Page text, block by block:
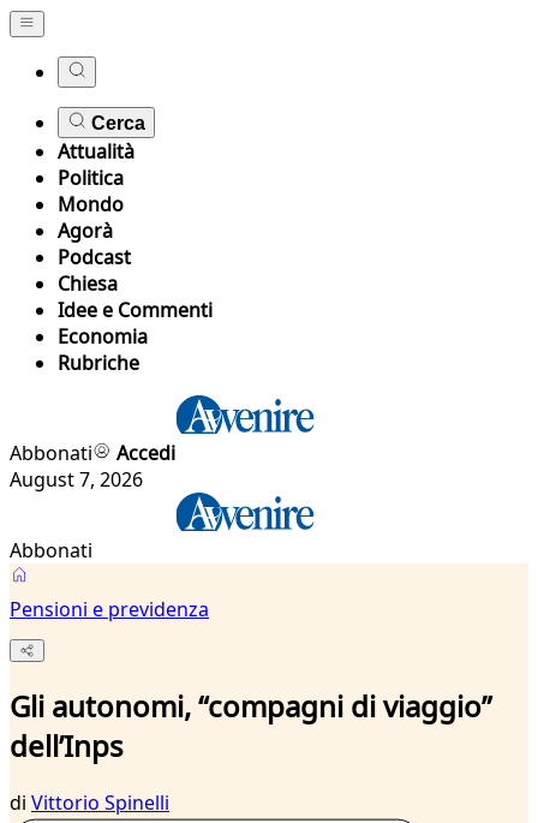
Cerca
Attualità
Politica
Mondo
Agorà
Podcast
Chiesa
Idee e Commenti
Economia
Rubriche
Abbonati
Accedi
August 7, 2026
Abbonati
Pensioni e previdenza
Gli autonomi, “compagni di viaggio”
dell’Inps
di Vittorio Spinelli